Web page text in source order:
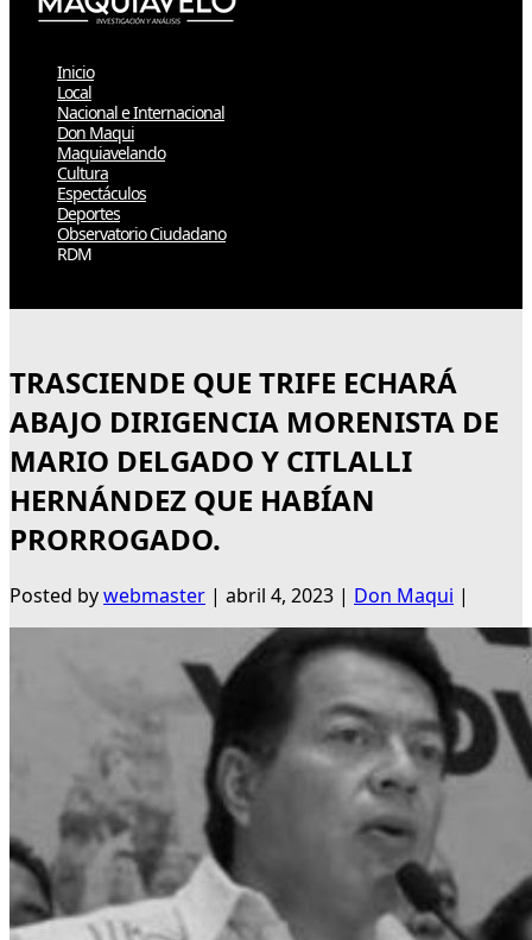
Inicio
Local
Nacional e Internacional
Don Maqui
Maquiavelando
Cultura
Espectáculos
Deportes
Observatorio Ciudadano
RDM
TRASCIENDE QUE TRIFE ECHARÁ
ABAJO DIRIGENCIA MORENISTA DE
MARIO DELGADO Y CITLALLI
HERNÁNDEZ QUE HABÍAN
PRORROGADO.
Posted bywebmaster | abril 4, 2023 | Don Maqui |